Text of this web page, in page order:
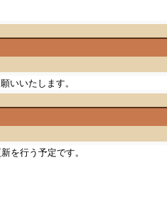
いいたします。
を行う予定です。